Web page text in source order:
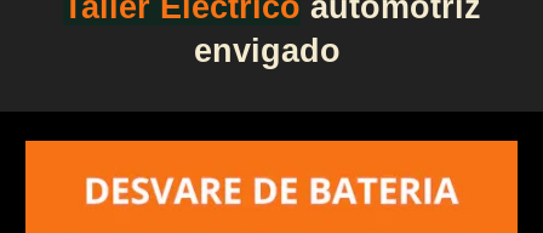
Taller Electrico automotriz
envigado